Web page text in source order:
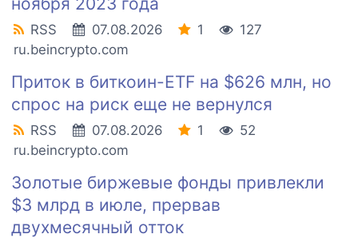
RSS 07.08.2026 1
127
ru.beincrypto.com
Приток в биткоин-ETF на $626 млн, но
спрос на риск еще не вернулся
RSS 07.08.2026 1
52
ru.beincrypto.com
Золотые биржевые фонды привлекли
$3 млрд в июле, прервав
двухмесячный отток